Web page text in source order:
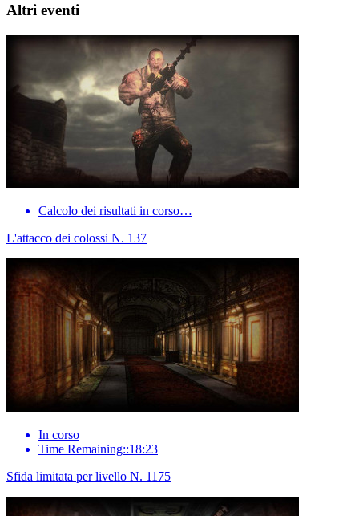
Altri eventi
Calcolo dei risultati in corso…
L'attacco dei colossi N. 137
In corso
Time Remaining::18:23
Sfida limitata per livello N. 1175